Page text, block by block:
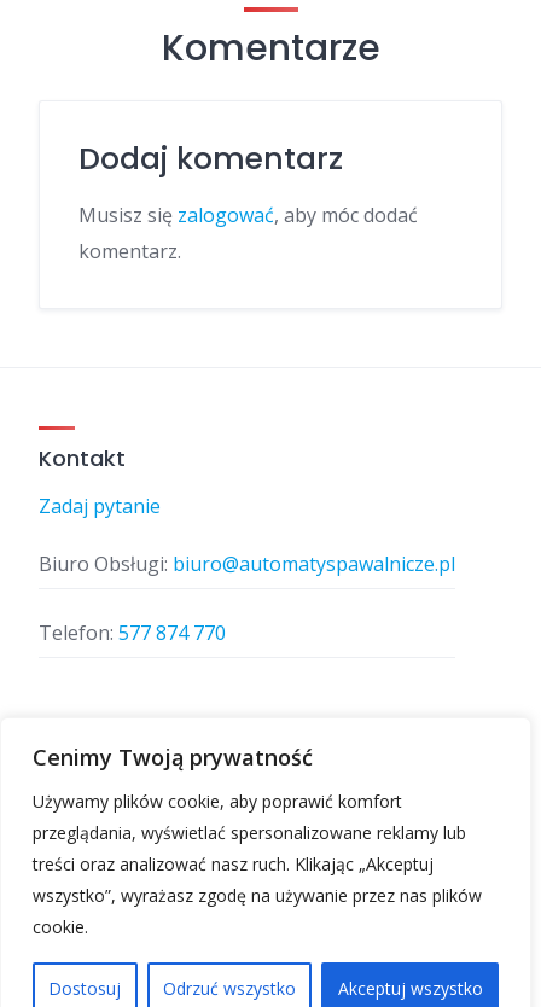
Cenimy Twoją prywatność
Używamy plików cookie, aby poprawić komfort
przeglądania, wyświetlać spersonalizowane reklamy lub
treści oraz analizować nasz ruch. Klikając „Akceptuj
wszystko”, wyrażasz zgodę na używanie przez nas plików
cookie.
Dostosuj Odrzuć wszystko Akceptuj wszystko
Komentarze
Dodaj komentarz
Musisz się zalogować, aby móc dodać
komentarz.
Kontakt
Zadaj pytanie
Biuro Obsługi: biuro@automatyspawalnicze.pl
Telefon: 577 874 770
Automatyspawalnicze.pl | Wszelkie prawa
zastrzeżone.